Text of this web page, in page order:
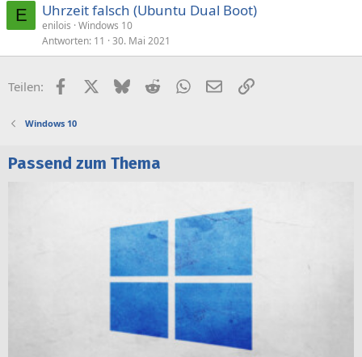
E Uhrzeit falsch (Ubuntu Dual Boot)
enilois Windows 10
Antworten 11 30. Mai 2021
Teilen: FacebookX (Twitter)
BlueskyRedditWhatsApp
E-MailLink
Windows 10
Passend zum Thema